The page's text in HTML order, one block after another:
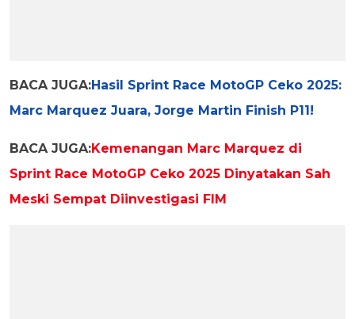
BACA JUGA:Hasil Sprint Race MotoGP Ceko 2025:
Marc Marquez Juara, Jorge Martin Finish P11!
BACA JUGA:Kemenangan Marc Marquez di
Sprint Race MotoGP Ceko 2025 Dinyatakan Sah
Meski Sempat Diinvestigasi FIM